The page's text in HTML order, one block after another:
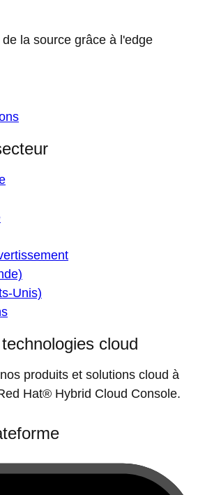
la source grâce à l'edge
Unis)
cloud
produits et solutions cloud à
Hat® Hybrid Cloud Console.